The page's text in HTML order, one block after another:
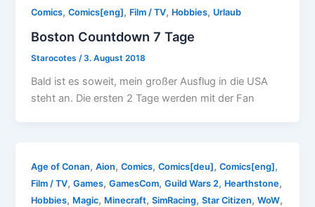
Comics,Comics[eng], Film / TV, Hobbies, Urlaub
Boston Countdown 7 Tage
Starocotes/3. August 2018
Bald ist es soweit, mein großer Ausflug in die USA
steht an. Die ersten 2 Tage werden mit der Fan
Age of Conan,Aion,Comics,Comics[deu],Comics[eng],
Film / TV,Games,GamesCom,Guild Wars 2, Hearthstone,
Hobbies, Magic, Minecraft,SimRacing,Star Citizen,WoW,